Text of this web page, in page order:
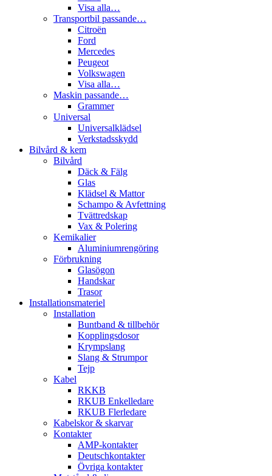
Visa alla…
Transportbil passande…
Citroën
Ford
Mercedes
Peugeot
Volkswagen
Visa alla…
Maskin passande…
Grammer
Universal
Universalklädsel
Verkstadsskydd
Bilvård & kem
Bilvård
Däck & Fälg
Glas
Klädsel & Mattor
Schampo & Avfettning
Tvättredskap
Vax & Polering
Kemikalier
Aluminiumrengöring
Förbrukning
Glasögon
Handskar
Trasor
Installationsmateriel
Installation
Buntband & tillbehör
Kopplingsdosor
Krympslang
Slang & Strumpor
Tejp
Kabel
RKKB
RKUB Enkelledare
RKUB Flerledare
Kabelskor & skarvar
Kontakter
AMP-kontakter
Deutschkontakter
Övriga kontakter